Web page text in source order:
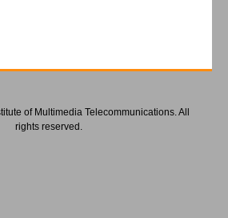
of Multimedia Telecommunications. All
rights reserved.